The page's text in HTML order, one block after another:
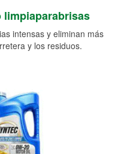
limpiaparabrisas
intensas y eliminan más
y los residuos.